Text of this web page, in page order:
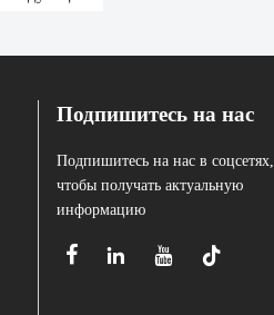
Подпишитесь на нас
Подпишитесь на нас в соцсетях,
чтобы получать актуальную
информацию
   